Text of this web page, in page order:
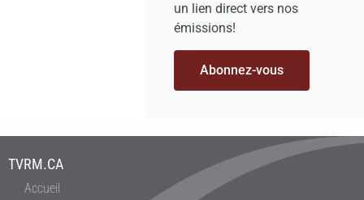
un lien direct vers nos
émissions!
Abonnez-vous
TVRM.CA
Accueil